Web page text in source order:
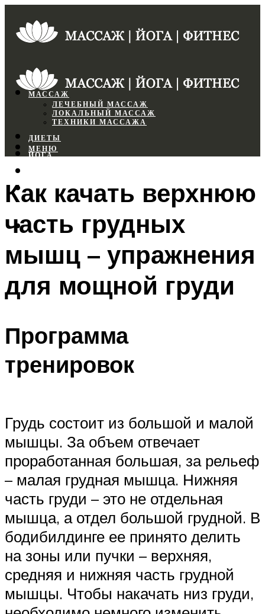
МАССАЖ
ЛЕЧЕБНЫЙ МАССАЖ
ЛОКАЛЬНЫЙ МАССАЖ
ТЕХНИКИ МАССАЖА
ДИЕТЫ
ЙОГА
ФИТНЕС
МЕНЮ
МЕНЮ
Как качать верхнюю
часть грудных
мышц – упражнения
для мощной груди
Программа
тренировок
Грудь состоит из большой и малой
мышцы. За объем отвечает
проработанная большая, за рельеф
– малая грудная мышца. Нижняя
часть груди – это не отдельная
мышца, а отдел большой грудной. В
бодибилдинге ее принято делить
на зоны или пучки – верхняя,
средняя и нижняя часть грудной
мышцы. Чтобы накачать низ груди,